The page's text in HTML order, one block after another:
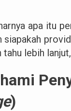
apa itu
siapakah
tahu lebih
)